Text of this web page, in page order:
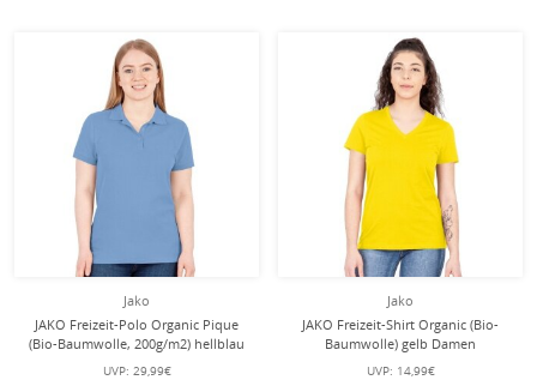
Jako
JAKO Freizeit-Polo Organic Pique
(Bio-Baumwolle, 200g/m2) hellblau
Damen
UVP: 29,99€
Jako
JAKO Freizeit-Shirt Organic (Bio-
Baumwolle) gelb Damen
UVP: 14,99€